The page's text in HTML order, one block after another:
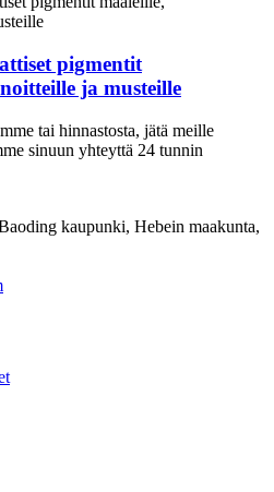
pigmentit
ja musteille
tai hinnastosta, jätä meille
sinuun yhteyttä 24 tunnin
kaupunki, Hebein maakunta,